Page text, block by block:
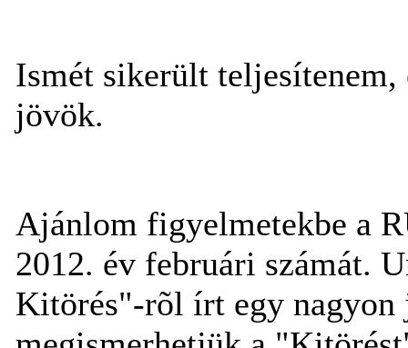
Ismét sikerült teljesítenem,
jövök.
Ajánlom figyelmetekbe a
2012. év februári számát.
Kitörés"-rõl írt egy nagyon